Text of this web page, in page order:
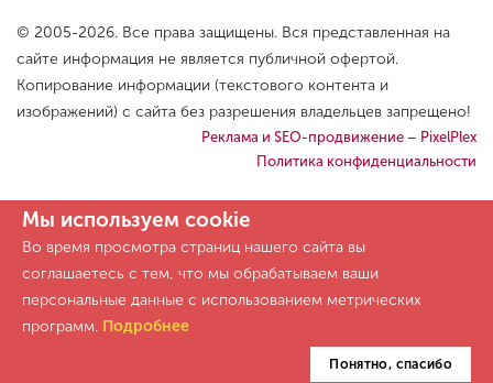
© 2005-2026. Все права защищены. Вся представленная на
сайте информация не является публичной офертой.
Копирование информации (текстового контента и
изображений) с сайта без разрешения владельцев запрещено!
Реклама и SEO-продвижение – PixelPlex
Политика конфиденциальности
Мы используем cookie
Во время просмотра страниц нашего сайта вы
соглашаетесь с тем, что мы обрабатываем ваши
персональные данные с использованием метрических
программ. Подробнее
Понятно, спасибо